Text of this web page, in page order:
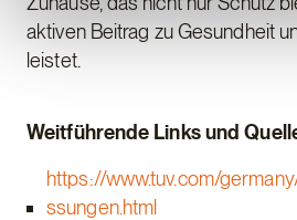
aktiven Beitrag zu Gesundheit
leistet.
Weitführende Links und
https://www.tuv.com/
ssungen.html